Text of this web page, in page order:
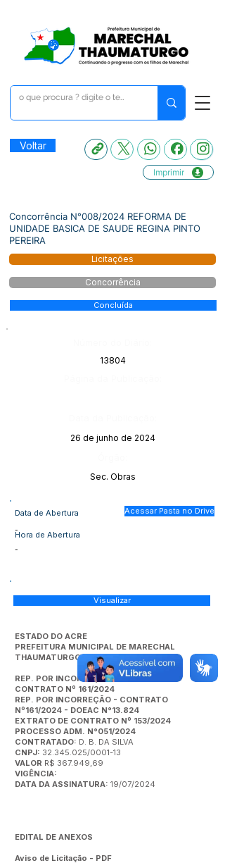
Voltar
Imprimir
Concorrência N°008/2024 REFORMA DE
UNIDADE BASICA DE SAUDE REGINA PINTO
PEREIRA
Licitações
Concorrência
Concluída
13804
26 de junho de 2024
Sec. Obras
Data de Abertura
-Hora de Abertura
-
Acessar Pasta no Drive
Visualizar
ESTADO DO ACRE
PREFEITURA MUNICIPAL DE MARECHAL
THAUMATURGO
REP. POR INCORREÇÃO -EXTRATO DO
CONTRATO Nº 161/2024
REP. POR INCORREÇÃO - CONTRATO
Nº161/2024 - DOEAC N°13.824
EXTRATO DE CONTRATO Nº 153/2024
PROCESSO ADM. N°051/2024
CONTRATADO: D. B. DA SILVA
CNPJ: 32.345.025/0001-13
VALOR R$ 367.949,69
VIGÊNCIA:
DATA DA ASSINATURA: 19/07/2024
EDITAL DE ANEXOS
Aviso de Licitação - PDF